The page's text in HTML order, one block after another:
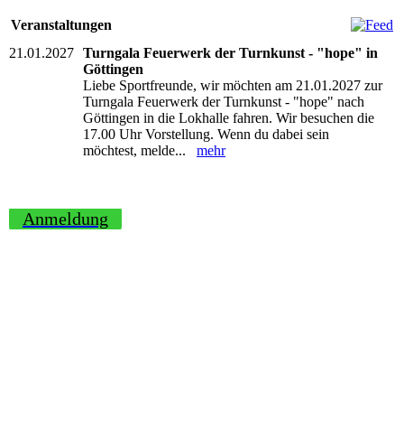
Veranstaltungen
21.01.2027 Turngala Feuerwerk der Turnkunst - "hope" in
Göttingen
Liebe Sportfreunde, wir möchten am 21.01.2027 zur
Turngala Feuerwerk der Turnkunst - "hope" nach
Göttingen in die Lokhalle fahren. Wir besuchen die
17.00 Uhr Vorstellung. Wenn du dabei sein
möchtest, melde... mehr
Anmeldung